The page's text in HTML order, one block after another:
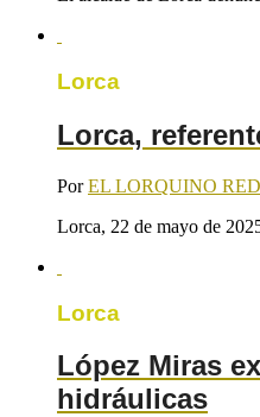
Lorca
Lorca,
PorEL LORQUINO
Lorca, 22 de mayo de
Lorca
López Miras
hidráulicas